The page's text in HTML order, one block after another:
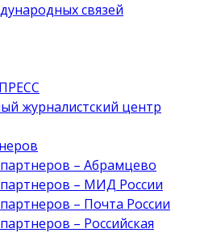
связей
журналистский центр
– Абрамцево
– МИД России
– Почта России
– Российская